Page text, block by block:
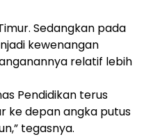
Sedangkan pada
kewenangan
relatif lebih
Pendidikan terus
ke depan angka putus
tegasnya.